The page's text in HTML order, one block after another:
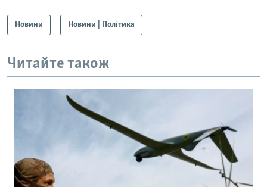
Новини Новини | Політика
Читайте також